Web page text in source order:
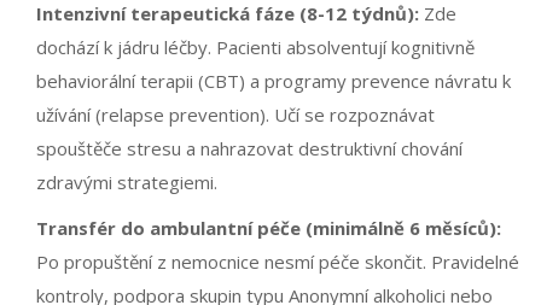
Intenzivní terapeutická fáze (8-12 týdnů): Zde
dochází k jádru léčby. Pacienti absolventují kognitivně
behaviorální terapii (CBT) a programy prevence návratu k
užívání (relapse prevention). Učí se rozpoznávat
spouštěče stresu a nahrazovat destruktivní chování
zdravými strategiemi.
Transfér do ambulantní péče (minimálně 6 měsíců):
Po propuštění z nemocnice nesmí péče skončit. Pravidelné
kontroly, podpora skupin typu Anonymní alkoholici nebo